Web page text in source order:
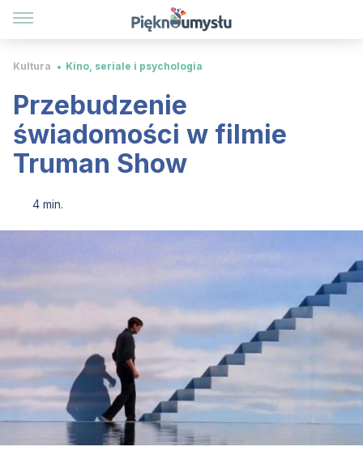
Kultura Kino, seriale i psychologia
Przebudzenie
świadomości w filmie
Truman Show
4 min.